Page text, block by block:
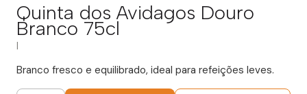
Quinta dos Avidagos Douro
Branco 75cl
Branco fresco e equilibrado, ideal para refeições leves.